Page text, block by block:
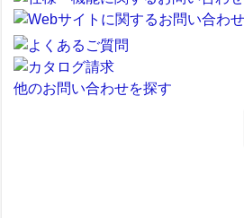
他のお問い合わせを探す